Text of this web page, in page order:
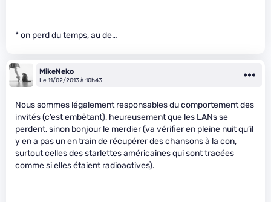
* on perd du temps, au de…
MikeNeko
Le 11/02/2013 à 10h43
Nous sommes légalement responsables du comportement des
invités (c’est embêtant), heureusement que les LANs se
perdent, sinon bonjour le merdier (va vérifier en pleine nuit qu’il
y en a pas un en train de récupérer des chansons à la con,
surtout celles des starlettes américaines qui sont tracées
comme si elles étaient radioactives).